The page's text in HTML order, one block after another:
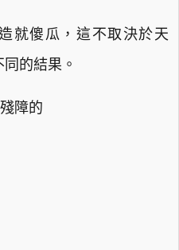
就傻瓜，這不取決於天
的結果。
障的